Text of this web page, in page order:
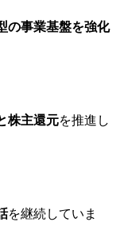
の事業基盤を強化
株主還元を推進し
を継続していま